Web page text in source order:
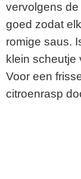
vervolgens
goed zodat
romige saus.
klein scheutje
Voor een
citroenrasp